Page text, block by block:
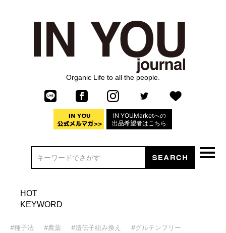
Organic Life to all the people.
IN YOUMarketへの
出品希望者はこちら
HOT
KEYWORD
#種子法 #農薬 #遺伝子組み換え
#グルテンフリー